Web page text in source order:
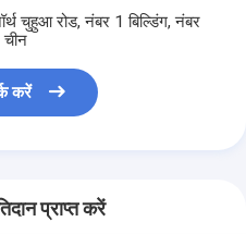
चुहुआ रोड, नंबर 1 बिल्डिंग, नंबर
करें
प्राप्त करें